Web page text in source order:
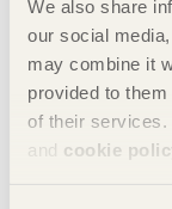
We also share
our social
may combine it
provided to
of their services.
and cookie
konstruktör
loftsäng